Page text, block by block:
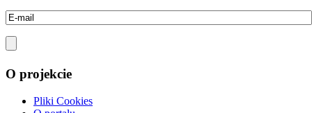
O projekcie
Pliki Cookies